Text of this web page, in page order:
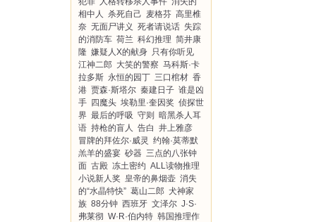
相中人 杀死自己 麦格芬 高里椎
奈 无面尸讲义 死者请说话 失踪
的消防车 荷兰 科幻推理 简井康
隆 嫌疑人X的献身 只有你听见
江神二郎 大笑的警察 马科斯·卡
拉多斯 永恒的园丁 三口棺材 香
港 贾森·斯塔尔 秦建日子 谁是凶
手 四魔头 埃勒里·奎因奖 侦探世
界 最后的呼吸 守则
暗黑杀人耳
语 持枪的盲人 告白 井上雅彦
冒牌的拜佐尔·威灵 约翰·莫蒂默
羔羊的盛宴 砂器 三点的八张钟
面 古殿 冻土密约 ALL读物推理
小说新人奖 皇帝的鼻烟壶 消失
的“水晶特快” 葛山二郎 犬神家
族 88分钟 西班牙 文泽尔 J·S·
弗莱彻 W·R·伯内特 韩国推理作